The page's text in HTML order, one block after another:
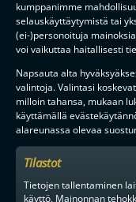
kumppanimme
selauskäyttäytymistä tai
(ei-)personoituja
voi vaikuttaa haitallisesti
Napsauta alta
valintoja. Valintasi
milloin tahansa, mukaan
käyttämällä
alareunassa olevaa
Tilastot
Tietojen tallentaminen
käyttö, Mainonnan